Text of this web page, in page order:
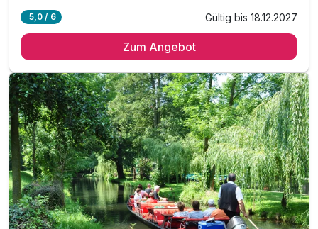
1 x reichhaltiges Frühstück vom Buffet
1 x Flasche Mineralwasser
inkl. WLAN-Nutzung
5,0 / 6 Gültig bis 18.12.2027
Zum Angebot